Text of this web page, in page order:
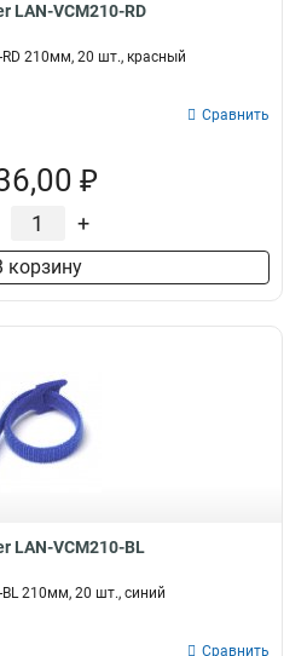
LAN-VCM210-RD
210мм, 20 шт., красный
Сравнить
₽
+
корзину
LAN-VCM210-BL
210мм, 20 шт., синий
Сравнить